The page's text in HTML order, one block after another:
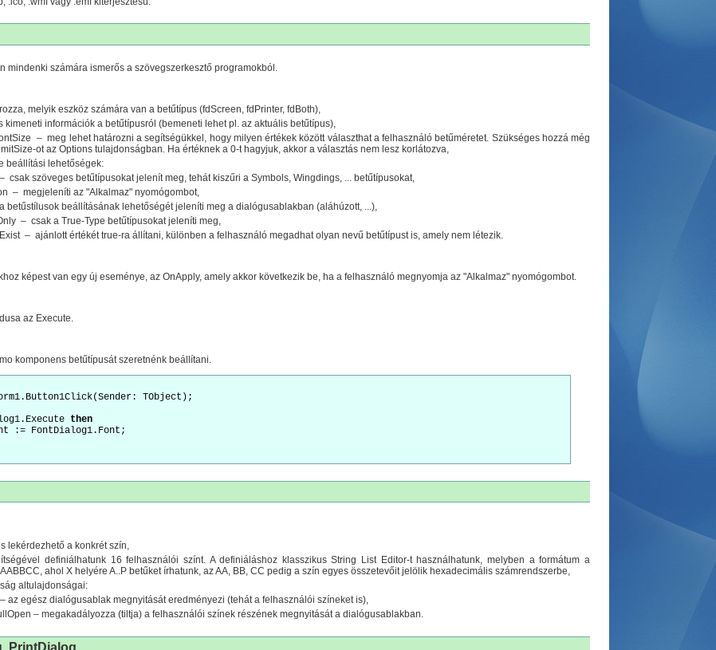
mindenki számára ismerős a szövegszerkesztő programokból.
melyik eszköz számára van a betűtípus (fdScreen, fdPrinter, fdBoth),
információk a betűtípusról (bemeneti lehet pl. az aktuális betűtípus),
– meg lehet határozni a segítségükkel, hogy milyen értékek között választhat a felhasználó betűméretet. Szükséges hozzá még
ot az Options tulajdonságban. Ha értéknek a 0-t hagyjuk, akkor a választás nem lesz korlátozva,
beállítási lehetőségek:
csak szöveges betűtípusokat jelenít meg, tehát kiszűri a Symbols, Wingdings, ... betűtípusokat,
– megjeleníti az "Alkalmaz" nyomógombot,
betűstílusok beállításának lehetőségét jeleníti meg a dialógusablakban (aláhúzott, ...),
– csak a True-Type betűtípusokat jeleníti meg,
– ajánlott értékét true-ra állítani, különben a felhasználó megadhat olyan nevű betűtípust is, amely nem létezik.
képest van egy új eseménye, az OnApply, amely akkor következik be, ha a felhasználó megnyomja az "Alkalmaz" nyomógombot.
az Execute.
komponens betűtípusát szeretnénk beállítani.
then
lekérdezhető a konkrét szín,
definiálhatunk 16 felhasználói színt. A definiáláshoz klasszikus String List Editor-t használhatunk, melyben a formátum a
ahol X helyére A..P betűket írhatunk, az AA, BB, CC pedig a szín egyes összetevőit jelölik hexadecimális számrendszerbe,
altulajdonságai:
az egész dialógusablak megnyitását eredményezi (tehát a felhasználói színeket is),
– megakadályozza (tiltja) a felhasználói színek részének megnyitását a dialógusablakban.
PrintDialog